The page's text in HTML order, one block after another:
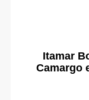
Itamar
Camargo